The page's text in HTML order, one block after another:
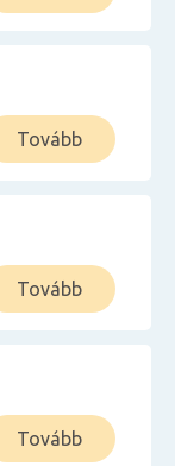
Tovább
Tovább
Tovább